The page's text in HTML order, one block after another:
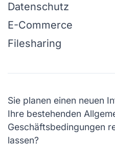
Datenschutz
E-Commerce
Filesharing
Sie planen einen neuen
Ihre bestehenden
Geschäftsbedingungen
lassen?